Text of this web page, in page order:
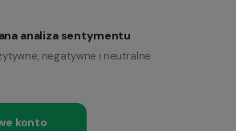
analiza sentymentu
negatywne i neutralne
konto